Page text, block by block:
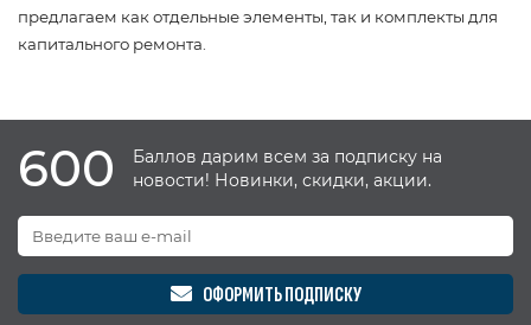
предлагаем как отдельные элементы, так и комплекты для
капитального ремонта.
600
Баллов дарим всем за подписку на
новости! Новинки, скидки, акции.
ОФОРМИТЬ ПОДПИСКУ